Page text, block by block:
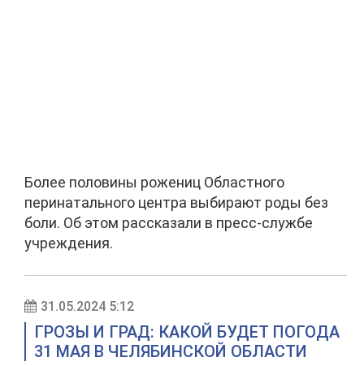
Более половины рожениц Областного
перинатального центра выбирают роды без
боли. Об этом рассказали в пресс-службе
учреждения.
31.05.2024 5:12
ГРОЗЫ И ГРАД: КАКОЙ БУДЕТ ПОГОДА
31 МАЯ В ЧЕЛЯБИНСКОЙ ОБЛАСТИ